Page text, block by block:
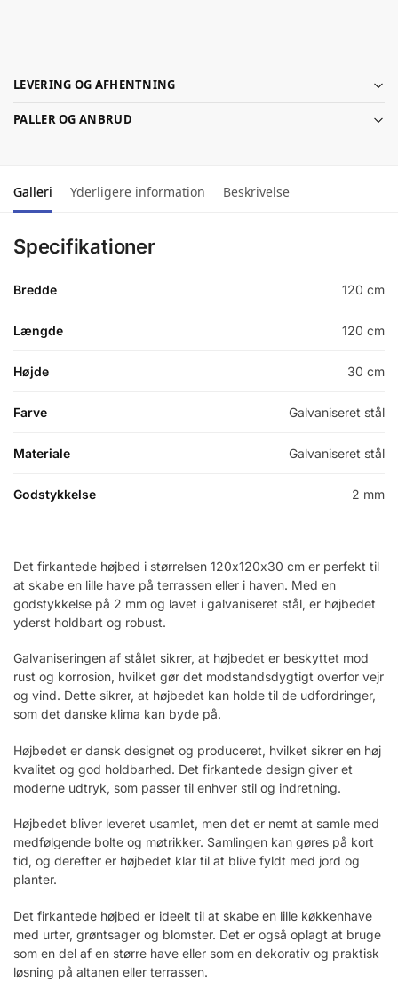
LEVERING OG AFHENTNING
PALLER OG ANBRUD
Galleri Yderligere information Beskrivelse
Specifikationer
Bredde 120 cm
Længde 120 cm
Højde 30 cm
Farve Galvaniseret stål
Materiale Galvaniseret stål
Godstykkelse 2 mm
Det firkantede højbed i størrelsen 120x120x30 cm er perfekt til
at skabe en lille have på terrassen eller i haven. Med en
godstykkelse på 2 mm og lavet i galvaniseret stål, er højbedet
yderst holdbart og robust.
Galvaniseringen af stålet sikrer, at højbedet er beskyttet mod
rust og korrosion, hvilket gør det modstandsdygtigt overfor vejr
og vind. Dette sikrer, at højbedet kan holde til de udfordringer,
som det danske klima kan byde på.
Højbedet er dansk designet og produceret, hvilket sikrer en høj
kvalitet og god holdbarhed. Det firkantede design giver et
moderne udtryk, som passer til enhver stil og indretning.
Højbedet bliver leveret usamlet, men det er nemt at samle med
medfølgende bolte og møtrikker. Samlingen kan gøres på kort
tid, og derefter er højbedet klar til at blive fyldt med jord og
planter.
Det firkantede højbed er ideelt til at skabe en lille køkkenhave
med urter, grøntsager og blomster. Det er også oplagt at bruge
som en del af en større have eller som en dekorativ og praktisk
løsning på altanen eller terrassen.